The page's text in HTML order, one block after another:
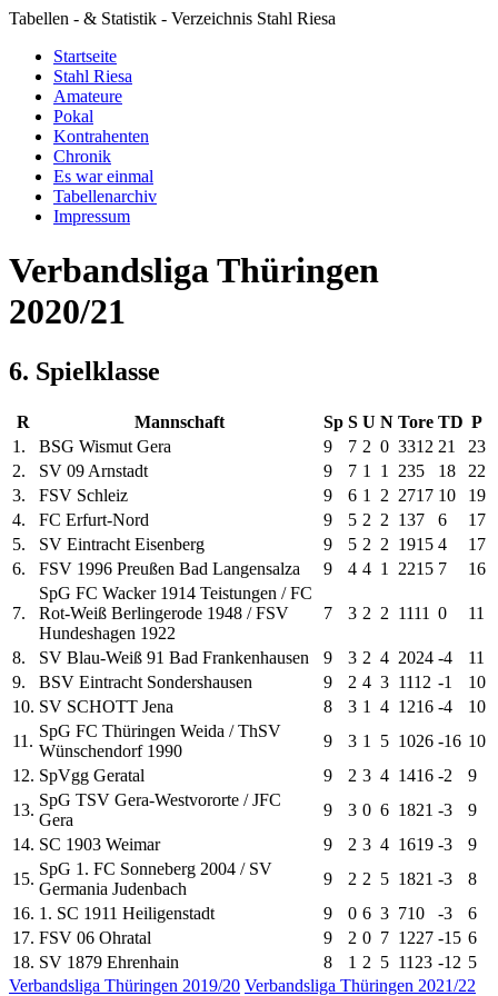
Tabellen - & Statistik - Verzeichnis Stahl Riesa
Startseite
Stahl Riesa
Amateure
Pokal
Kontrahenten
Chronik
Es war einmal
Tabellenarchiv
Impressum
Verbandsliga Thüringen
2020/21
6. Spielklasse
R Mannschaft Sp S U N Tore TD P
1.
BSG Wismut Gera 9 7 2 0 3312 21
23
2.
SV 09 Arnstadt 9 7 1 1 235 18
22
3.
FSV Schleiz 9 6 1 2 2717 10
19
4.
FC Erfurt-Nord 9 5 2 2 137 6
17
5.
SV Eintracht Eisenberg 9 5 2 2 1915 4
17
6.
FSV 1996 Preußen Bad Langensalza 9 4 4 1 2215 7 16
7.
SpG FC Wacker 1914 Teistungen / FC
Rot-Weiß Berlingerode 1948 / FSV
Hundeshagen 1922
7 3 2 2 1111 0 11
8. SV Blau-Weiß 91 Bad Frankenhausen 9 3 2 4 2024 -4
11
9.
BSV Eintracht Sondershausen 9 2 4 3 1112 -1
10
10. SV SCHOTT Jena 8 3 1 4 1216 -4
10
11.
SpG FC Thüringen Weida / ThSV
Wünschendorf 1990
9 3 1 5 1026 -16 10
12. SpVgg Geratal 9 2 3 4 1416 -2
9
13.
SpG TSV Gera-Westvororte / JFC
Gera
9 3 0 6 1821 -3
9
14. SC 1903 Weimar 9 2 3 4 1619 -3
9
15.
SpG 1. FC Sonneberg 2004 / SV
Germania Judenbach
9 2 2 5 1821 -3
8
16. 1. SC 1911 Heiligenstadt 9 0 6 3 710 -3
6
17. FSV 06 Ohratal 9 2 0 7 1227 -15 6
18. SV 1879 Ehrenhain 8 1 2 5 11 23 -12 5
Verbandsliga Thüringen 2019/20 Verbandsliga Thüringen 2021/22